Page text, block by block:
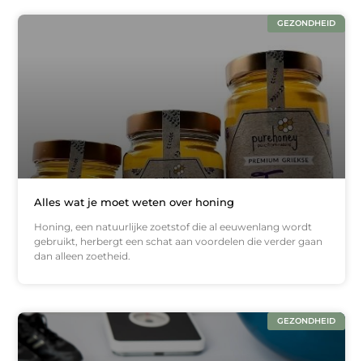
GEZONDHEID
Alles wat je moet weten over honing
Honing, een natuurlijke zoetstof die al eeuwenlang wordt
gebruikt, herbergt een schat aan voordelen die verder gaan
dan alleen zoetheid.
GEZONDHEID